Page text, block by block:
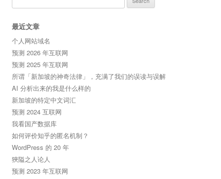
for:
最近文章
个人网站域名
预测 2026 年互联网
预测 2025 年互联网
所谓「新加坡的神奇法律」，充满了我们的误读与误解
AI 分析出来的我是什么样的
新加坡的特定中文词汇
预测 2024 互联网
我看国产数据库
如何评价知乎的匿名机制？
WordPress 的 20 年
狹隘之人论人
预测 2023 年互联网